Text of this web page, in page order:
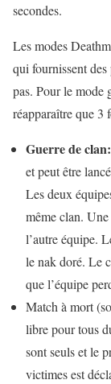
secondes.
Les modes
qui fournissent
pas. Pour le mode
réapparaître que 3
Guerre de clan:
et peut être
Les deux
même clan.
l’autre équipe.
le nak doré. Le
que l’équipe
Match à mort
libre pour tous
sont seuls et le
victimes est